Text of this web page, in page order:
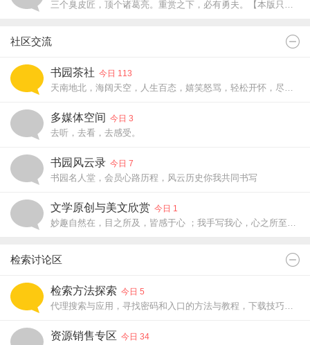
三个臭皮匠，顶个诸葛亮。重赏之下，必有勇夫。【本版只允许发悬赏求助主题贴】
社区交流
书园茶社 今日 113
天南地北，海阔天空，人生百态，嬉笑怒骂，轻松开怀，尽在书园茶社
多媒体空间 今日 3
去听，去看，去感受。
书园风云录 今日 7
书园名人堂，会员心路历程，风云历史你我共同书写
文学原创与美文欣赏 今日 1
妙趣自然在，目之所及，皆感于心 ；我手写我心，心之所至，皆成文章。
检索讨论区
检索方法探索 今日 5
代理搜索与应用，寻找密码和入口的方法与教程，下载技巧探索
资源销售专区 今日 34